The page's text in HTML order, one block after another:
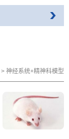
> 神经系统+精神科模型